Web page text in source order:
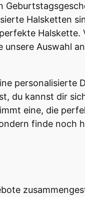
Halsketten
Auswahl
personalisierte
du kannst dir
eine, die
finde noch